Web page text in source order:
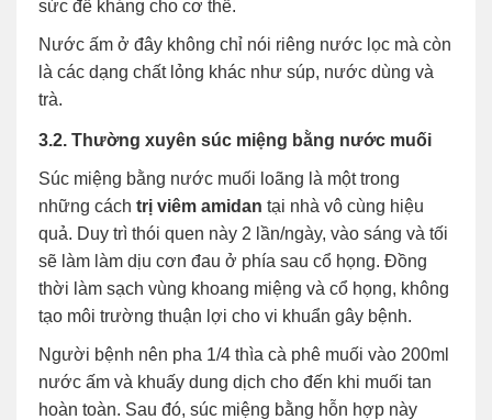
sức đề kháng cho cơ thể.
Nước ấm ở đây không chỉ nói riêng nước lọc mà còn
là các dạng chất lỏng khác như súp, nước dùng và
trà.
3.2. Thường xuyên súc miệng bằng nước muối
Súc miệng bằng nước muối loãng là một trong
những cách trị viêm amidan tại nhà vô cùng hiệu
quả. Duy trì thói quen này 2 lần/ngày, vào sáng và tối
sẽ làm làm dịu cơn đau ở phía sau cổ họng. Đồng
thời làm sạch vùng khoang miệng và cổ họng, không
tạo môi trường thuận lợi cho vi khuẩn gây bệnh.
Người bệnh nên pha 1/4 thìa cà phê muối vào 200ml
nước ấm và khuấy dung dịch cho đến khi muối tan
hoàn toàn. Sau đó, súc miệng bằng hỗn hợp này